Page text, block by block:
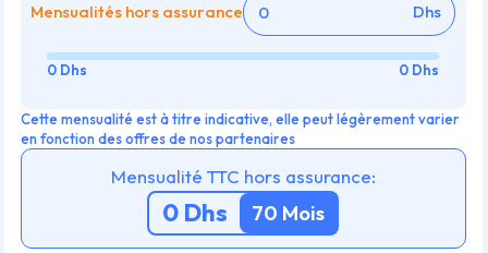
Mensualités hors assurance Dhs
0 Dhs 0 Dhs
Cette mensualité est à titre indicative, elle peut légèrement varier
en fonction des offres de nos partenaires
Mensualité TTC hors assurance:
0Dhs 70 Mois